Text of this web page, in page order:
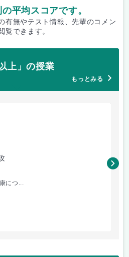
平均スコアです。
有無やテスト情報、先輩のコメン
覧できます。
上」の授業
もっとみる
につ...
神